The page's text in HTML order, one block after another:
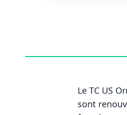
Le TC US
sont